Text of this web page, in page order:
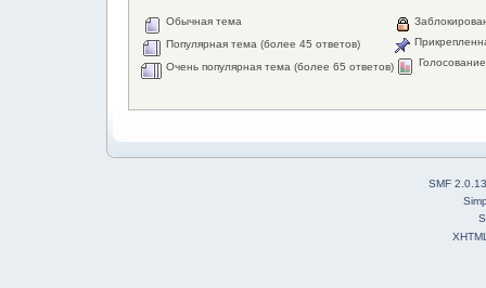
Обычная тема
Популярная тема (более 45 ответов)
Очень популярная тема (более 65 ответов)
Голосование
SMF 2.0.13